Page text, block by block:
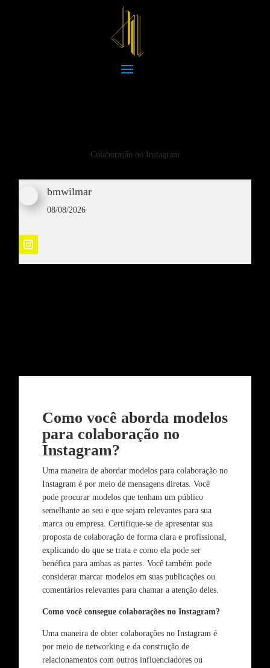
Colaboração no Instagram
bmwilmar
08/08/2026
Como você aborda modelos
para colaboração no
Instagram?
Uma maneira de abordar modelos para colaboração no
Instagram é por meio de mensagens diretas. Você
pode procurar modelos que tenham um público
semelhante ao seu e que sejam relevantes para sua
marca ou empresa. Certifique-se de apresentar sua
proposta de colaboração de forma clara e profissional,
explicando do que se trata e como ela pode ser
benéfica para ambas as partes. Você também pode
considerar marcar modelos em suas publicações ou
comentários relevantes para chamar a atenção deles.
Como você consegue colaborações no Instagram?
Uma maneira de obter colaborações no Instagram é
por meio de networking e da construção de
relacionamentos com outros influenciadores ou